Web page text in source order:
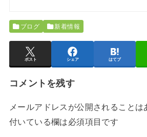
ブログ 新着情報
ポスト シェア はてブ
コメントを残す
メールアドレスが公開されることは
付いている欄は必須項目です